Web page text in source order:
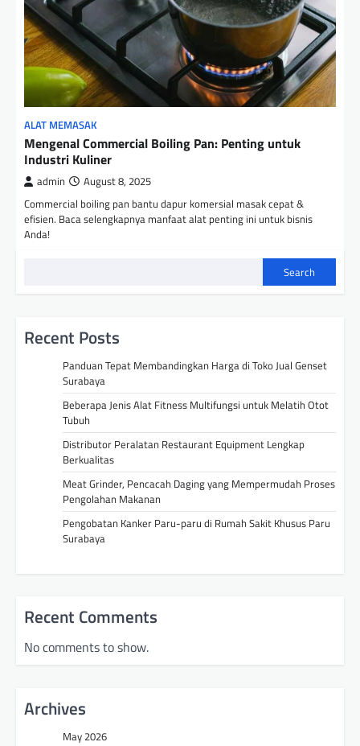
ALAT MEMASAK
Mengenal Commercial Boiling Pan: Penting untuk
Industri Kuliner
admin August 8, 2025
Commercial boiling pan bantu dapur komersial masak cepat &
efisien. Baca selengkapnya manfaat alat penting ini untuk bisnis
Anda!
Search
Recent Posts
Panduan Tepat Membandingkan Harga di Toko Jual Genset
Surabaya
Beberapa Jenis Alat Fitness Multifungsi untuk Melatih Otot
Tubuh
Distributor Peralatan Restaurant Equipment Lengkap
Berkualitas
Meat Grinder, Pencacah Daging yang Mempermudah Proses
Pengolahan Makanan
Pengobatan Kanker Paru-paru di Rumah Sakit Khusus Paru
Surabaya
Recent Comments
No comments to show.
Archives
May 2026